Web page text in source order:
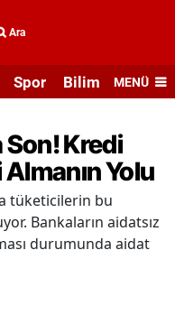
Ara
Spor Bilim veMENÜ
Son! Kredi
Almanın Yolu
tüketicilerin bu
Bankaların aidatsız
durumunda aidat